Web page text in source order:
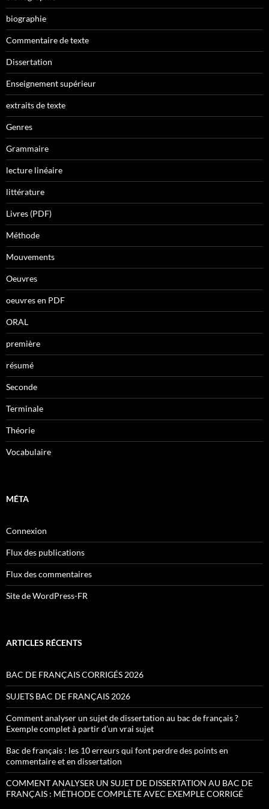
biographie
Commentaire de texte
Dissertation
Enseignement supérieur
extraits de texte
Genres
Grammaire
lecture linéaire
littérature
Livres (PDF)
Méthode
Mouvements
Oeuvres
oeuvres en PDF
ORAL
première
résumé
Seconde
Terminale
Théorie
Vocabulaire
MÉTA
Connexion
Flux des publications
Flux des commentaires
Site de WordPress-FR
ARTICLES RÉCENTS
BAC DE FRANÇAIS CORRIGÉS 2026
SUJETS BAC DE FRANÇAIS 2026
Comment analyser un sujet de dissertation au bac de français ?
Exemple complet à partir d’un vrai sujet
Bac de français : les 10 erreurs qui font perdre des points en
commentaire et en dissertation
COMMENT ANALYSER UN SUJET DE DISSERTATION AU BAC DE
FRANÇAIS : MÉTHODE COMPLÈTE AVEC EXEMPLE CORRIGÉ